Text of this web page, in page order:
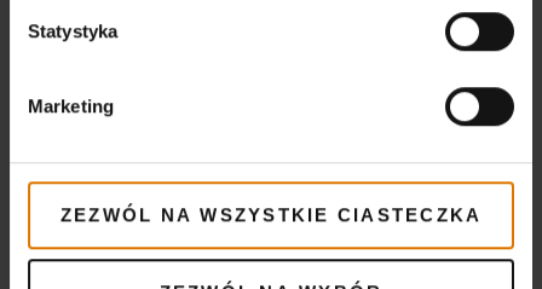
Statystyka
Marketing
ZEZWÓL NA WSZYSTKIE CIASTECZKA
gazowe. Dzięki niemu możliwe jest rozpalenie
przycisku. To spore ułatwienie dla wielu
brudzić i marnować sporej ilości czasu przy
zaimplementowane w grillu Weber Performer
Deluxe. Mowa jest tutaj o systemie Touch-N-Go.